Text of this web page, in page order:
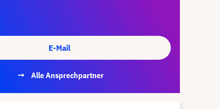
E-Mail
Alle Ansprechpartner